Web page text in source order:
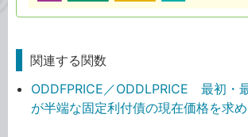
関連する関数
ODDFPRICE／ODDLPRICE 最初・
が半端な固定利付債の現在価格を求